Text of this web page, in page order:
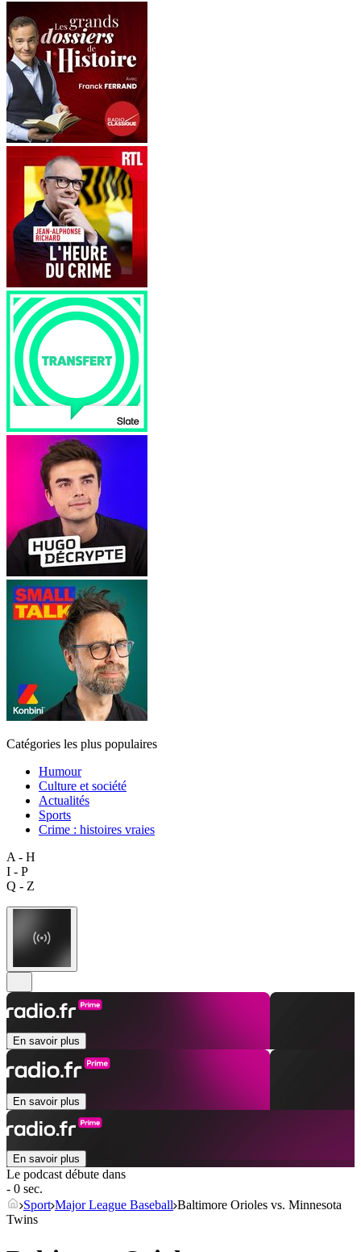
Catégories les plus populaires
Humour
Culture et société
Actualités
Sports
Crime : histoires vraies
A - H
I - P
Q - Z
En savoir plus
En savoir plus
En savoir plus
Le podcast débute dans
- 0 sec.
Sport Major League Baseball Baltimore Orioles vs. Minnesota
Twins